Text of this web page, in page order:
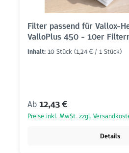
Filter passend für Vallox-
ValloPlus 450 - 10er
Inhalt: 10 Stück (1,24 € / 1 Stück)
Regulärer Preis:
Ab 12,43 €
Preise inkl. MwSt. zzgl.
Details